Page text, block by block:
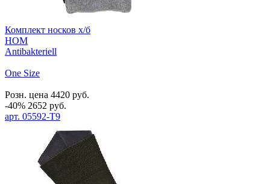
Комплект носков х/б
HOM
Antibakteriell
One Size
Розн. цена 4420 руб.
-40% 2652 руб.
арт. 05592-T9